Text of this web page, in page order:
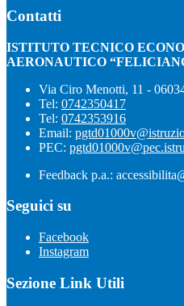
Contatti
ISTITUTO TECNICO
AERONAUTICO
Via Ciro Menotti, 11 -
Tel: 0742350417
Tel: 0742353916
Email:
PEC:
Feedback p.a.:
Seguici su
Facebook
Instagram
Sezione Link Utili